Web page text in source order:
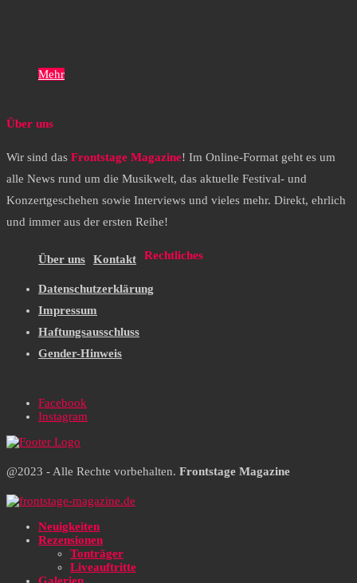
Mehr
Über uns
Wir sind das Frontstage Magazine! Im Online-Format geht es um
alle News rund um die Musikwelt, das aktuelle Festival- und
Konzertgeschehen sowie Interviews und vieles mehr. Direkt, ehrlich
und immer aus der ersten Reihe!
Über uns Kontakt Rechtliches
Datenschutzerklärung
Impressum
Haftungsausschluss
Gender-Hinweis
Facebook
Instagram
@2023 - Alle Rechte vorbehalten. Frontstage Magazine
Neuigkeiten
Rezensionen
Tonträger
Liveauftritte